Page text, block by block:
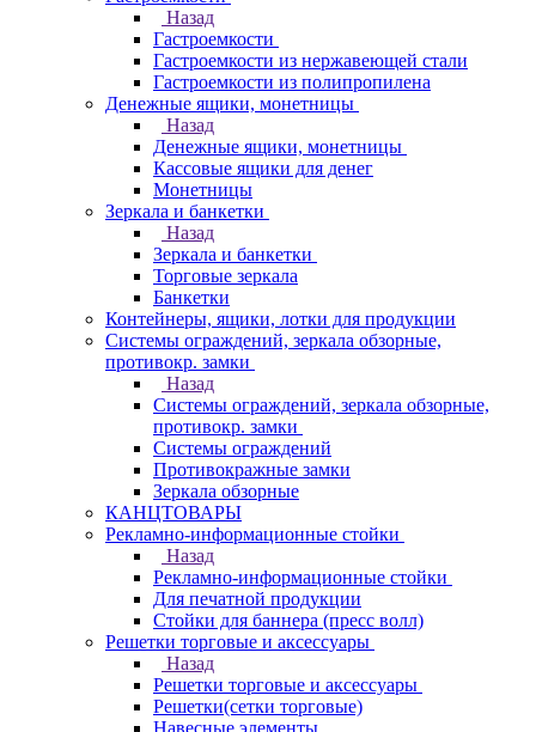
Назад
Гастроемкости
Гастроемкости из нержавеющей стали
Гастроемкости из полипропилена
Денежные ящики, монетницы
Назад
Денежные ящики, монетницы
Кассовые ящики для денег
Монетницы
Зеркала и банкетки
Назад
Зеркала и банкетки
Торговые зеркала
Банкетки
Контейнеры, ящики, лотки для продукции
Системы ограждений, зеркала обзорные,
противокр. замки
Назад
Системы ограждений, зеркала обзорные,
противокр. замки
Системы ограждений
Противокражные замки
Зеркала обзорные
КАНЦТОВАРЫ
Рекламно-информационные стойки
Назад
Рекламно-информационные стойки
Для печатной продукции
Стойки для баннера (пресс волл)
Решетки торговые и аксессуары
Назад
Решетки торговые и аксессуары
Решетки(сетки торговые)
Навесные элементы